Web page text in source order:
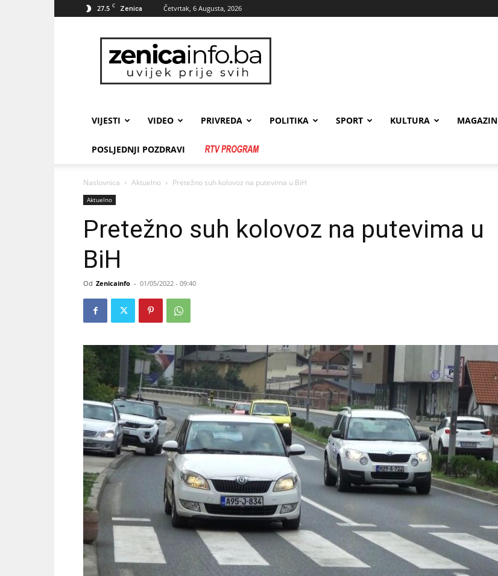
27.5 C Zenica Četvrtak, 6 Augusta, 2026
zenicainfo.ba
VIJESTI VIDEO PRIVREDA POLITIKA SPORT KULTURA MAGAZIN
POSLJEDNJI POZDRAVI
Naslovnica Aktuelno Pretežno suh kolovoz na putevima u BiH
Aktuelno
Pretežno suh kolovoz na putevima u
BiH
Od Zenicainfo - 01/05/2022 - 09:40